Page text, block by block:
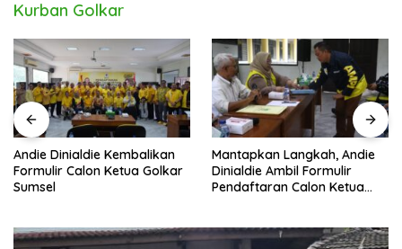
Kurban Golkar
Andie Dinialdie Kembalikan
Formulir Calon Ketua Golkar
Sumsel
Mantapkan Langkah, Andie
Dinialdie Ambil Formulir
Pendaftaran Calon Ketua